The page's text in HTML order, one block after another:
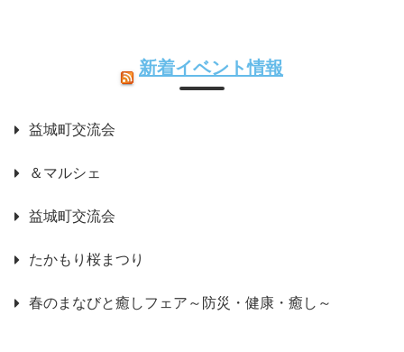
新着イベント情報
益城町交流会
＆マルシェ
益城町交流会
たかもり桜まつり
春のまなびと癒しフェア～防災・健康・癒し～